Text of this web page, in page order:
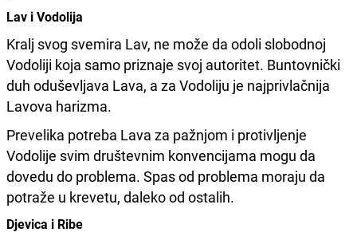
Lav i Vodolija
Kralj svog svemira Lav, ne može da odoli slobodnoj
Vodoliji koja samo priznaje svoj autoritet. Buntovnički
duh oduševljava Lava, a za Vodoliju je najprivlačnija
Lavova harizma.
Prevelika potreba Lava za pažnjom i protivljenje
Vodolije svim društevnim konvencijama mogu da
dovedu do problema. Spas od problema moraju da
potraže u krevetu, daleko od ostalih.
Djevica i Ribe